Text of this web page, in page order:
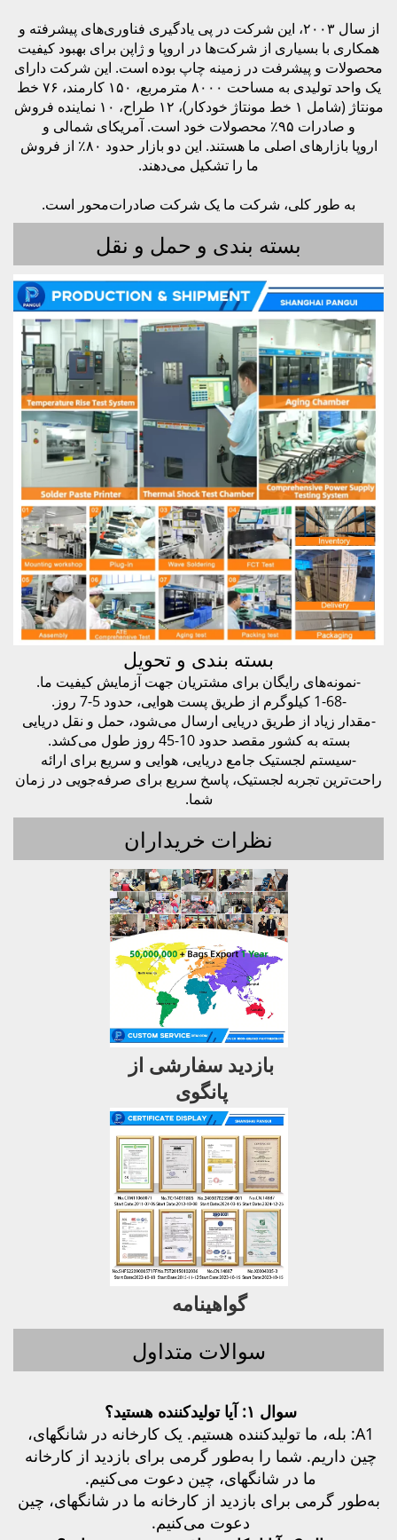
از سال ۲۰۰۳، این شرکت در پی یادگیری فناوری‌های پیشرفته و
همکاری با بسیاری از شرکت‌ها در اروپا و ژاپن برای بهبود کیفیت
محصولات و پیشرفت در زمینه چاپ بوده است. این شرکت دارای
یک واحد تولیدی به مساحت ۸۰۰۰ مترمربع، ۱۵۰ کارمند، ۷۶ خط
مونتاژ (شامل ۱ خط مونتاژ خودکار)، ۱۲ طراح، ۱۰ نماینده فروش
و صادرات ۹۵٪ محصولات خود است. آمریکای شمالی و
اروپا بازارهای اصلی ما هستند. این دو بازار حدود ۸۰٪ از فروش
ما را تشکیل می‌دهند.
به طور کلی، شرکت ما یک شرکت صادرات‌محور است.
بسته بندی و حمل و نقل
بسته بندی و تحویل
-نمونه‌های رایگان برای مشتریان جهت آزمایش کیفیت ما.
-1-68 کیلوگرم از طریق پست هوایی، حدود 5-7 روز.
-مقدار زیاد از طریق دریایی ارسال می‌شود، حمل و نقل دریایی
بسته به کشور مقصد حدود 10-45 روز طول می‌کشد.
-سیستم لجستیک جامع دریایی، هوایی و سریع برای ارائه
راحت‌ترین تجربه لجستیک، پاسخ سریع برای صرفه‌جویی در زمان
شما.
نظرات خریداران
پانگوی
گواهینامه
سوالات متداول
سوال ۱:
آیا تولیدکننده هستید؟
A1:
ما در شانگهای، چین دعوت می‌کنیم.
دعوت می‌کنیم.